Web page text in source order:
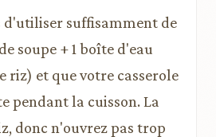
d'utiliser suffisamment de
soupe + 1 boîte d'eau
riz) et que votre casserole
pendant la cuisson. La
donc n'ouvrez pas trop